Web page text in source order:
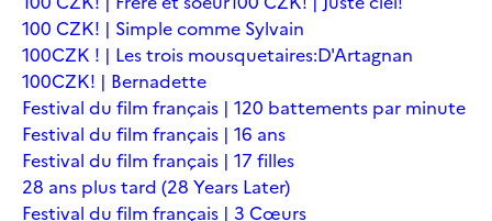
100 CZK! | Simple comme Sylvain
100CZK ! | Les trois mousquetaires:D'Artagnan
100CZK! | Bernadette
Festival du film français | 120 battements par minute
Festival du film français | 16 ans
Festival du film français | 17 filles
28 ans plus tard (28 Years Later)
Festival du film français | 3 Cœurs